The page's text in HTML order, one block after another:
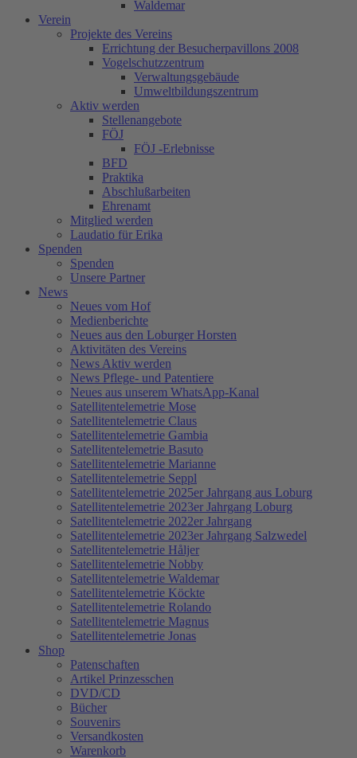
Waldemar
Verein
Projekte des Vereins
Errichtung der Besucherpavillons 2008
Vogelschutzzentrum
Verwaltungsgebäude
Umweltbildungszentrum
Aktiv werden
Stellenangebote
FÖJ
FÖJ -Erlebnisse
BFD
Praktika
Abschlußarbeiten
Ehrenamt
Mitglied werden
Laudatio für Erika
Spenden
Spenden
Unsere Partner
News
Neues vom Hof
Medienberichte
Neues aus den Loburger Horsten
Aktivitäten des Vereins
News Aktiv werden
News Pflege- und Patentiere
Neues aus unserem WhatsApp-Kanal
Satellitentelemetrie Mose
Satellitentelemetrie Claus
Satellitentelemetrie Gambia
Satellitentelemetrie Basuto
Satellitentelemetrie Marianne
Satellitentelemetrie Seppl
Satellitentelemetrie 2025er Jahrgang aus Loburg
Satellitentelemetrie 2023er Jahrgang Loburg
Satellitentelemetrie 2022er Jahrgang
Satellitentelemetrie 2023er Jahrgang Salzwedel
Satellitentelemetrie Håljer
Satellitentelemetrie Nobby
Satellitentelemetrie Waldemar
Satellitentelemetrie Köckte
Satellitentelemetrie Rolando
Satellitentelemetrie Magnus
Satellitentelemetrie Jonas
Shop
Patenschaften
Artikel Prinzesschen
DVD/CD
Bücher
Souvenirs
Versandkosten
Warenkorb